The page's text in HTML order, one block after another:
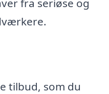
fra seriøse og
tilbud, som du